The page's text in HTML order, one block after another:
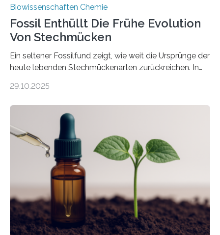
Biowissenschaften Chemie
Fossil Enthüllt Die Frühe Evolution
Von Stechmücken
Ein seltener Fossilfund zeigt, wie weit die Ursprünge der
heute lebenden Stechmückenarten zurückreichen. In
Forschende die bisher älteste bekannte Stechmücken-
Region Kachin in Myanmar und hat sich in
ausgezeichnetem Zustand erhalten. Es konnte als neue
Art einer neuen Gattung beschrieben werden und trägt
nun den Namen Cretosabethes primaevus. Dieser erste
fossile Nachweis einer Stechmückenlarve in Bernstein
stellt gleichzeitig den ersten Fossilfund einer
Mückenlarve aus dem Mesozoikum dar, denn…
29.10.2025